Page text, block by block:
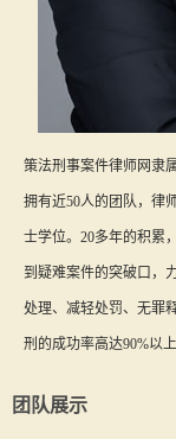
策法刑事案件律师网隶
拥有近50人的团队，律
士学位。20多年的积累
到疑难案件的突破口，
处理、减轻处罚、无罪
刑的成功率高达90%以
团队展示